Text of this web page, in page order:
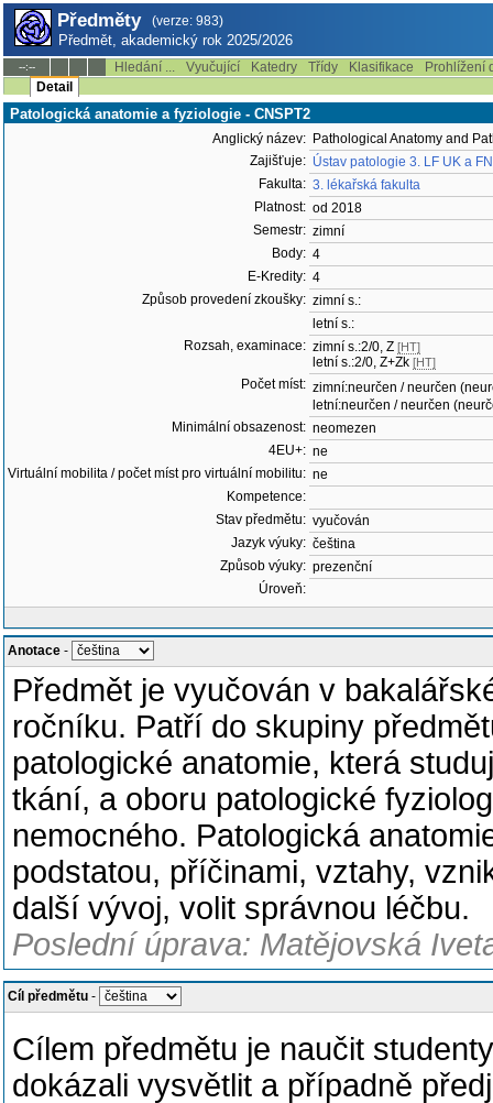
Předměty (verze: 983)
Předmět, akademický rok 2025/2026
--:-- Hledání ... Vyučující Katedry Třídy Klasifikace
Prohlížení
Detail
Patologická anatomie a fyziologie - CNSPT2
Anglický název: Pathological Anatomy and
Zajišťuje: Ústav patologie 3. LF UK a
Fakulta: 3. lékařská fakulta
Platnost: od 2018
Semestr: zimní
Body: 4
E-Kredity: 4
Způsob provedení zkoušky: zimní s.:
letní s.:
Rozsah, examinace: zimní s.:2/0, Z [HT]
letní s.:2/0, Z+Zk [HT]
Počet míst: zimní:neurčen / neurčen
letní:neurčen / neurčen
Minimální obsazenost: neomezen
4EU+: ne
Virtuální mobilita / počet míst pro virtuální mobilitu: ne
Kompetence:
Stav předmětu: vyučován
Jazyk výuky: čeština
Způsob výuky: prezenční
Úroveň:
Anotace -
Předmět je vyučován v
ročníku. Patří do skupiny
patologické anatomie, která
tkání, a oboru patologické
nemocného. Patologická
podstatou, příčinami, vztahy,
další vývoj, volit správnou léčbu.
Poslední úprava: Matějovská
Cíl předmětu -
Cílem předmětu je naučit
dokázali vysvětlit a případně